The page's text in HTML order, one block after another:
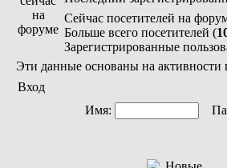
Сейчас посетителей на
Больше всего посетителей (
Зарегистрированные
Эти данные основаны на активности
Вход
Имя: